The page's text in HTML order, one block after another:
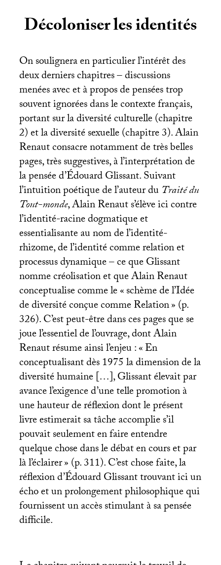
Décoloniser les identités
On soulignera en particulier l’intérêt des
deux derniers chapitres – discussions
menées avec et à propos de pensées trop
souvent ignorées dans le contexte français,
portant sur la diversité culturelle (chapitre
2) et la diversité sexuelle (chapitre 3). Alain
Renaut consacre notamment de très belles
pages, très suggestives, à l’interprétation de
la pensée d’Édouard Glissant. Suivant
l’intuition poétique de l’auteur duTraité du
Tout-monde, Alain Renaut s’élève ici contre
l’identité-racine dogmatique et
essentialisante au nom de l’identité-
rhizome, de l’identité comme relation et
processus dynamique – ce que Glissant
nomme créolisation et que Alain Renaut
conceptualise comme le «schème de l’Idée
de diversité conçue comme Relation» (p.
326). C’est peut-être dans ces pages que se
joue l’essentiel de l’ouvrage, dont Alain
Renaut résume ainsi l’enjeu : «En
conceptualisant dès 1975 la dimension de la
diversité humaine […], Glissant élevait par
avance l’exigence d’une telle promotion à
une hauteur de réflexion dont le présent
livre estimerait sa tâche accomplie s’il
pouvait seulement en faire entendre
quelque chose dans le débat en cours et par
là l’éclairer» (p. 311). C’est chose faite, la
réflexion d’Édouard Glissant trouvant ici un
écho et un prolongement philosophique qui
fournissent un accès stimulant à sa pensée
difficile.